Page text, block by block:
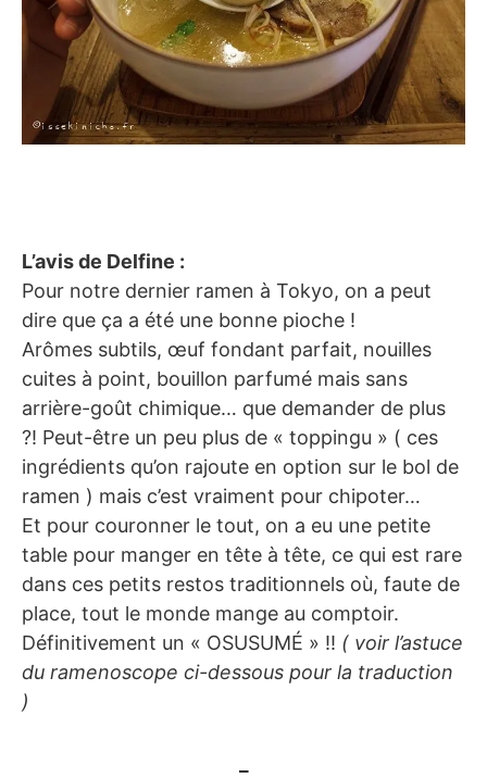
L’avis de Delfine :
Pour notre dernier ramen à Tokyo, on a peut
dire que ça a été une bonne pioche !
Arômes subtils, œuf fondant parfait, nouilles
cuites à point, bouillon parfumé mais sans
arrière-goût chimique… que demander de plus
?! Peut-être un peu plus de « toppingu » ( ces
ingrédients qu’on rajoute en option sur le bol de
ramen ) mais c’est vraiment pour chipoter…
Et pour couronner le tout, on a eu une petite
table pour manger en tête à tête, ce qui est rare
dans ces petits restos traditionnels où, faute de
place, tout le monde mange au comptoir.
Définitivement un « OSUSUMÉ » !! ( voir l’astuce
du ramenoscope ci-dessous pour la traduction
)